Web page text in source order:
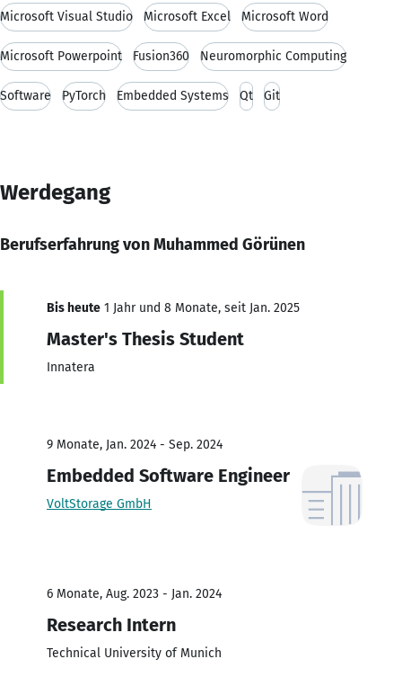
Microsoft Visual Studio Microsoft Excel Microsoft Word
Microsoft Powerpoint Fusion360 Neuromorphic Computing
Software PyTorch Embedded Systems Qt Git
Werdegang
Berufserfahrung von Muhammed Görünen
Bis heute 1 Jahr und 8 Monate, seit Jan. 2025
Master's Thesis Student
Innatera
9 Monate, Jan. 2024 - Sep. 2024
Embedded Software Engineer
VoltStorage GmbH
6 Monate, Aug. 2023 - Jan. 2024
Research Intern
Technical University of Munich